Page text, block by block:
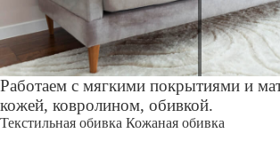
Работаем с мягкими покрытиями и
кожей, ковролином, обивкой.
Текстильная обивка Кожаная обивка